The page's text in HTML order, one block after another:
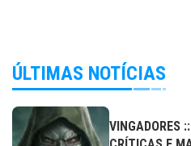
ÚLTIMAS NOTÍCIAS
VINGADORES